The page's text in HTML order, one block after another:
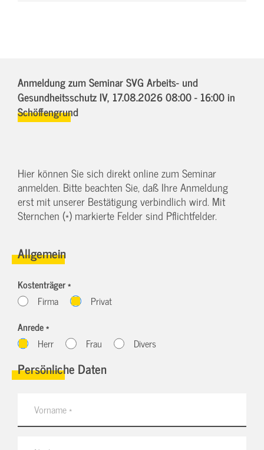
Anmeldung zum Seminar SVG Arbeits- und
Gesundheitsschutz IV, 17.08.2026 08:00 - 16:00in
Schöffengrund
Hier können Sie sich direkt online zum Seminar
anmelden. Bitte beachten Sie, daß Ihre Anmeldung
erst mit unserer Bestätigung verbindlich wird. Mit
Sternchen (*) markierte Felder sind Pflichtfelder.
Allgemein
Kostenträger *
Firma
Privat
Anrede *
Herr
Frau Divers
Persönliche Daten